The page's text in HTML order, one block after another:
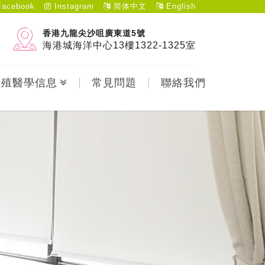
Instagram 简体中文 English
香港九龍尖沙咀廣東道5號
海港城海洋中心13樓1322-1325室
醫學信息 常見問題 聯絡我們